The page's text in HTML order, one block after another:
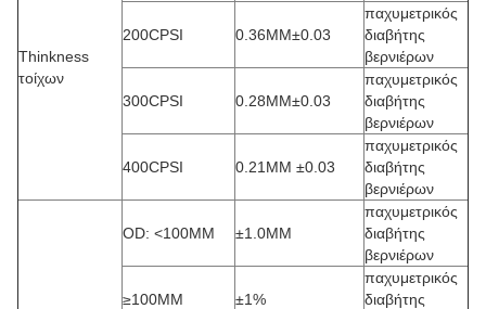
Thinkness
τοίχων
200CPSI 0.36MM±0.03
παχυμετρικός
διαβήτης
βερνιέρων
300CPSI 0.28MM±0.03
παχυμετρικός
διαβήτης
βερνιέρων
400CPSI 0.21MM ±0.03
παχυμετρικός
διαβήτης
βερνιέρων
OD: <100MM ±1.0MM
παχυμετρικός
διαβήτης
βερνιέρων
≥100MM ±1%
παχυμετρικός
διαβήτης